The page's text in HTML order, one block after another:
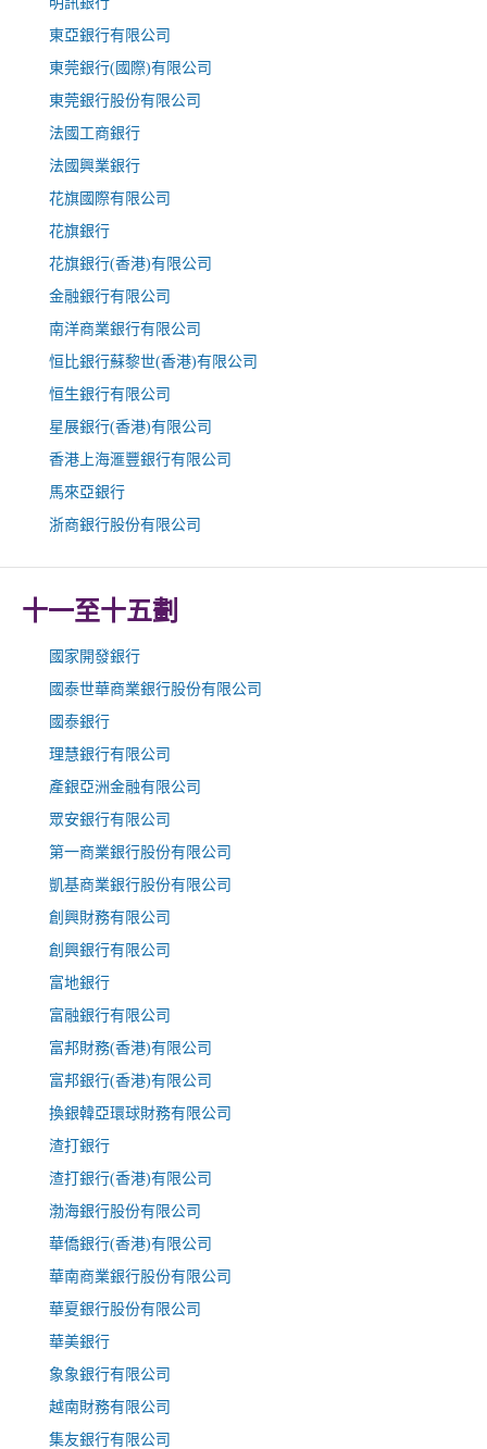
東亞銀行有限公司
東莞銀行(國際)有限公司
東莞銀行股份有限公司
法國工商銀行
法國興業銀行
花旗國際有限公司
花旗銀行
花旗銀行(香港)有限公司
金融銀行有限公司
南洋商業銀行有限公司
恒比銀行蘇黎世(香港)有限公司
恒生銀行有限公司
星展銀行(香港)有限公司
香港上海滙豐銀行有限公司
馬來亞銀行
浙商銀行股份有限公司
十一至十五劃
國家開發銀行
國泰世華商業銀行股份有限公司
國泰銀行
理慧銀行有限公司
產銀亞洲金融有限公司
眾安銀行有限公司
第一商業銀行股份有限公司
凱基商業銀行股份有限公司
創興財務有限公司
創興銀行有限公司
富地銀行
富融銀行有限公司
富邦財務(香港)有限公司
富邦銀行(香港)有限公司
換銀韓亞環球財務有限公司
渣打銀行
渣打銀行(香港)有限公司
渤海銀行股份有限公司
華僑銀行(香港)有限公司
華南商業銀行股份有限公司
華夏銀行股份有限公司
華美銀行
象象銀行有限公司
越南財務有限公司
集友銀行有限公司